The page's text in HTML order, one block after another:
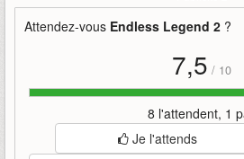
Attendez-vous Endless Legend 2 ?
7,5 / 10
8 l'attendent, 1
Je l'attends